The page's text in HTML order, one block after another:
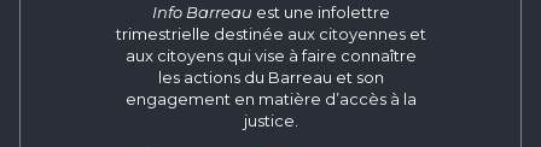
Info Barreau est une infolettre
trimestrielle destinée aux citoyennes et
aux citoyens qui vise à faire connaître
les actions du Barreau et son
engagement en matière d’accès à la
justice.